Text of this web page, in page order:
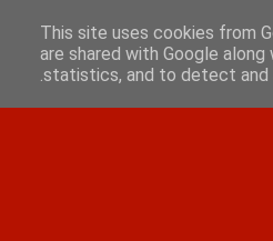
This site uses cookies from
are shared with Google
statistics, and to detect and